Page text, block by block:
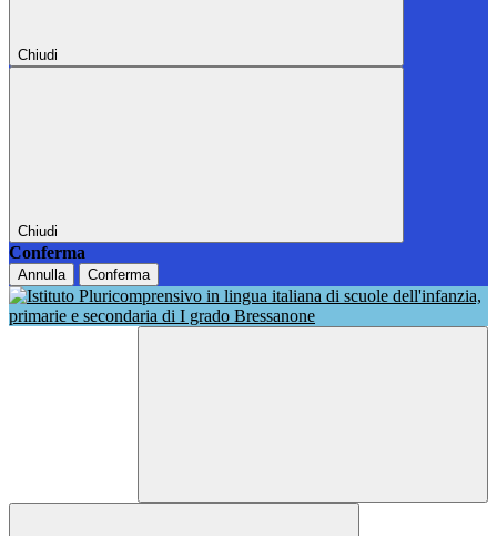
Chiudi
Chiudi
Conferma
Annulla Conferma